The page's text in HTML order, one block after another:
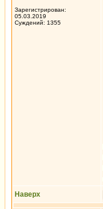
Зарегистрирован:
05.03.2019
Суждений: 1355
Наверх